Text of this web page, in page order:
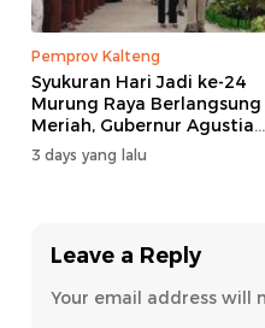
Pemprov Kalteng
Syukuran Hari Jadi ke-24
Murung Raya Berlangsung
Meriah, Gubernur Agustiar
Sabran Hibur Masyarakat
3 days yang lalu
Leave a Reply
Your email address will